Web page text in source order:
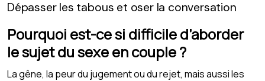
Dépasser les tabous et oser la conversation
Pourquoi est-ce si difficile d’aborder
le sujet du sexe en couple ?
La gêne, la peur du jugement ou du rejet, mais aussi les